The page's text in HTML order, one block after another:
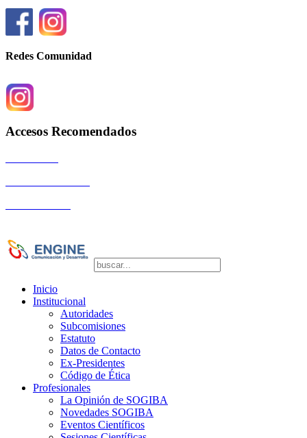
Redes Comunidad
Accesos Recomendados
Inicio
Institucional
Autoridades
Subcomisiones
Estatuto
Datos de Contacto
Ex-Presidentes
Código de Ética
Profesionales
La Opinión de SOGIBA
Novedades SOGIBA
Eventos Científicos